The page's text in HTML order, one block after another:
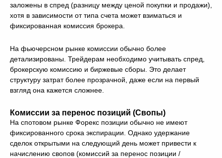
заложены в спред (разницу между ценой покупки и продажи),
хотя в зависимости от типа счета может взиматься и
фиксированная комиссия брокера.
На фьючерсном рынке комиссии обычно более
детализированы. Трейдерам необходимо учитывать спред,
брокерскую комиссию и биржевые сборы. Это делает
структуру затрат более прозрачной, даже если на первый
взгляд она кажется сложнее.
Комиссии за перенос позиций (Свопы)
На спотовом рынке Форекс позиции обычно не имеют
фиксированного срока экспирации. Однако удержание
сделок открытыми на следующий день может привести к
начислению свопов (комиссий за перенос позиции /